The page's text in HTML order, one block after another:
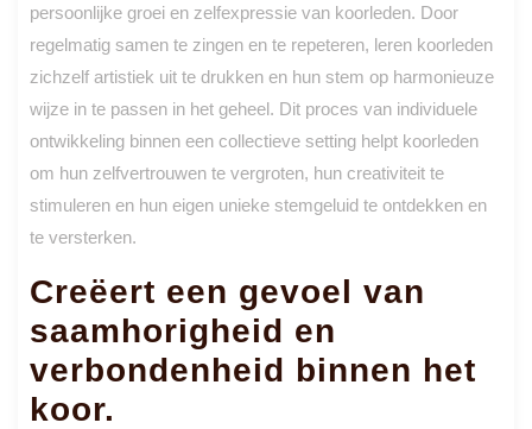
persoonlijke groei en zelfexpressie van koorleden. Door
regelmatig samen te zingen en te repeteren, leren koorleden
zichzelf artistiek uit te drukken en hun stem op harmonieuze
wijze in te passen in het geheel. Dit proces van individuele
ontwikkeling binnen een collectieve setting helpt koorleden
om hun zelfvertrouwen te vergroten, hun creativiteit te
stimuleren en hun eigen unieke stemgeluid te ontdekken en
te versterken.
Creëert een gevoel van
saamhorigheid en
verbondenheid binnen het
koor.